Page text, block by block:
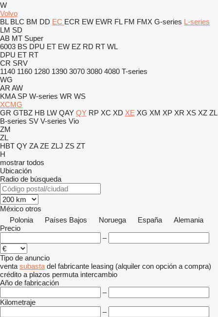
W
Volvo
BL BLC BM DD EC ECR EW EWR FL FM FMX G-series L-series
LM SD
AB MT Super
6003 BS DPU ET EW EZ RD RT WL
DPU ET RT
CR SRV
1140 1160 1280 1390 3070 3080 4080 T-series
WG
AR AW
KMA SP W-series WR WS
XCMG
GR GTBZ HB LW QAY QY RP XC XD XE XG XM XP XR XS XZ ZL
B-series SV V-series Vio
ZM
ZL
HBT QY ZA ZE ZLJ ZS ZT
H
mostrar todos
Ubicación
Radio de búsqueda
México otros
Polonia
Países Bajos Noruega España
Alemania
Precio
–
Tipo de anuncio
venta subasta del fabricante leasing (alquiler con opción a compra)
crédito a plazos permuta intercambio
Año de fabricación
–
Kilometraje
–